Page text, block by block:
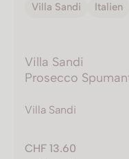
Villa Sandi Italien
Villa Sandi
Prosecco
Villa Sandi
CHF 13.60